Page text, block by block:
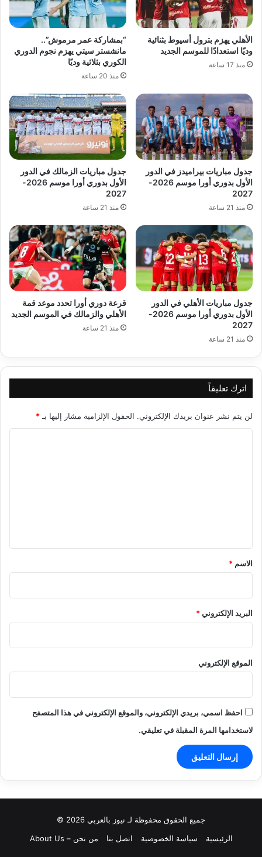
الأهلي يهزم بترول أسيوط بثنائية
وديًا استعدادًا للموسم الجديد
منذ 17 ساعة
“بمشاركة عمر مرموش”..
مانشستر سيتي يهزم نجوم الدوري
الكوري بثلاثية وديًا
منذ 20 ساعة
جدول مباريات بيراميدز في الدور
الأول بدوري أورا موسم 2026-
2027
منذ 21 ساعة
جدول مباريات الزمالك في الدور
الأول بدوري أورا موسم 2026-
2027
منذ 21 ساعة
جدول مباريات الأهلي في الدور
الأول بدوري أورا موسم 2026-
2027
منذ 21 ساعة
قرعة دوري أورا تحدد موعد قمة
الأهلي والزمالك في الموسم الجديد
منذ 21 ساعة
اترك تعليقاً
لن يتم نشر عنوان بريدك الإلكتروني. الحقول الإلزامية مشار إليها بـ *
*
الاسم *
البريد الإلكتروني*
الموقع الإلكتروني
احفظ اسمي، بريدي الإلكتروني، والموقع الإلكتروني في هذا المتصفح
لاستخدامها المرة المقبلة في تعليقي.
جميع الحقوق محفوظة لـ نيوز بالعربي 2026 ©
الرئيسية
سياسة الخصوصية اتصل بنا من نحن – About Us